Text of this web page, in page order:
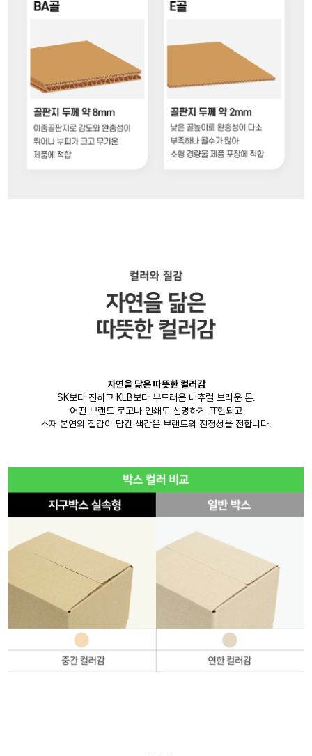
자연을 닮은 따뜻한 컬러감
SK보다 진하고 KLB보다 부드러운 내추럴 브라운 톤.
어떤 브랜드 로고나 인쇄도 선명하게 표현되고
소재 본연의 질감이 담긴 색감은 브랜드의 진정성을 전합니다.